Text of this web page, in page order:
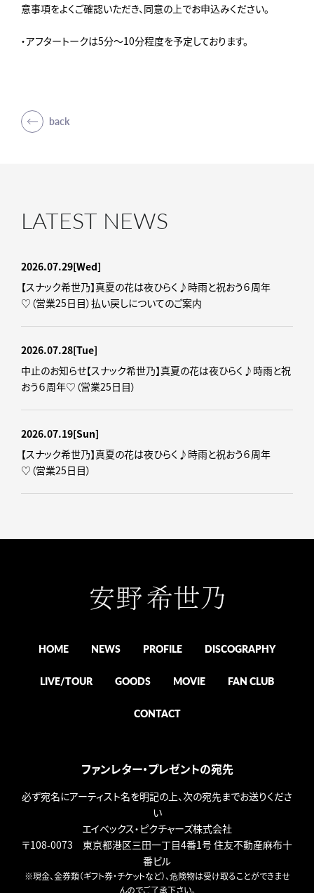
意事項をよくご確認いただき、同意の上でお申込みください。
・アフタートークは5分～10分程度を予定しております。
back
LATEST NEWS
2026.07.29[Wed]
【スナック希世乃】真夏の花は夜ひらく♪時雨と祝おう６周年
♡（営業25日目）払い戻しについてのご案内
2026.07.28[Tue]
中止のお知らせ【スナック希世乃】真夏の花は夜ひらく♪時雨と祝
おう６周年♡（営業25日目）
2026.07.19[Sun]
【スナック希世乃】真夏の花は夜ひらく♪時雨と祝おう６周年
♡（営業25日目）
HOME NEWS PROFILE DISCOGRAPHY
LIVE/TOUR GOODS MOVIE FAN CLUB
CONTACT
ファンレター・プレゼントの宛先
必ず宛名にアーティスト名を明記の上、次の宛先までお送りくださ
い
エイベックス・ピクチャーズ株式会社
〒108-0073 東京都港区三田一丁目4番1号 住友不動産麻布十
番ビル
※現金、金券類（ギフト券・チケットなど）、危険物は受け取ることができませ
んのでご了承下さい。